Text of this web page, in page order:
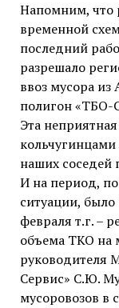
Напомним, что
временной
последний
разрешало
ввоз мусора из
полигон «ТБО-
Эта
кольчугинцами
наших соседей
И на период,
ситуации,
февраля т.г. –
объема ТКО на
руководителя
Сервис» С.Ю.
мусоровозов в